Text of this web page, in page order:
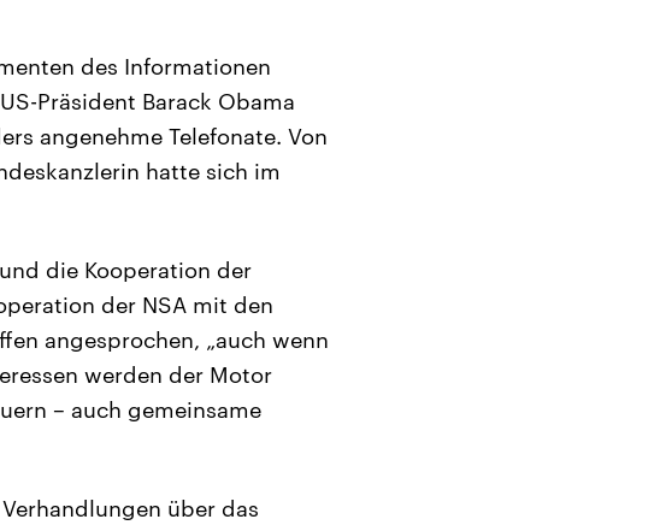
des Informationen
Präsident Barack Obama
angenehme Telefonate. Von
hatte sich im
die Kooperation der
der NSA mit den
angesprochen, „auch wenn
werden der Motor
– auch gemeinsame
über das